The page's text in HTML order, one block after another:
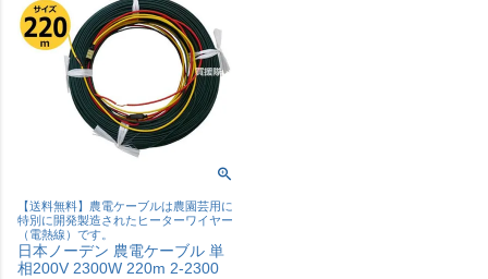
【送料無料】農電ケーブルは農園芸用に
特別に開発製造されたヒーターワイヤー
（電熱線）です。
日本ノーデン 農電ケーブル 単
相200V 2300W 220m 2-2300